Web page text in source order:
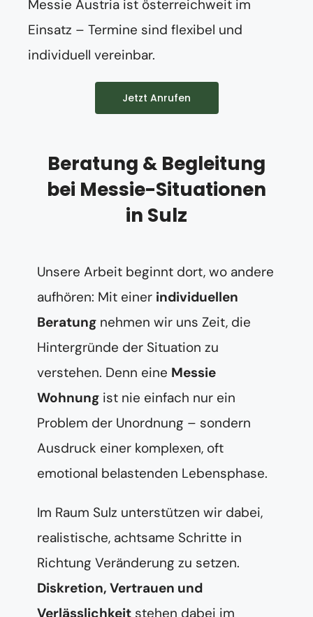
Messie Austria ist österreichweit im
Einsatz – Termine sind flexibel und
individuell vereinbar.
Jetzt Anrufen
Beratung & Begleitung
bei Messie-Situationen
in Sulz
Unsere Arbeit beginnt dort, wo andere
aufhören: Mit einer individuellen
Beratung nehmen wir uns Zeit, die
Hintergründe der Situation zu
verstehen. Denn eine Messie
Wohnung ist nie einfach nur ein
Problem der Unordnung – sondern
Ausdruck einer komplexen, oft
emotional belastenden Lebensphase.
Im Raum Sulz unterstützen wir dabei,
realistische, achtsame Schritte in
Richtung Veränderung zu setzen.
Diskretion, Vertrauen und
Verlässlichkeit stehen dabei im